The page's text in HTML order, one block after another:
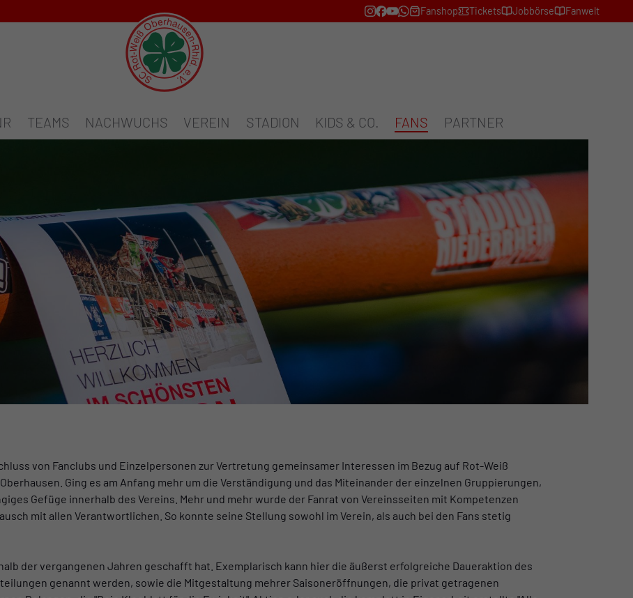
Fanshop Tickets Jobbörse Fanwelt
TEAMS NACHWUCHS VEREIN STADION KIDS & CO. FANS PARTNER
von Fanclubs und Einzelpersonen zur Vertretung gemeinsamer Interessen im Bezug auf Rot-Weiß
Ging es am Anfang mehr um die Verständigung und das Miteinander der einzelnen Gruppierungen,
Gefüge innerhalb des Vereins. Mehr und mehr wurde der Fanrat von Vereinsseiten mit Kompetenzen
mit allen Verantwortlichen. So konnte seine Stellung sowohl im Verein, als auch bei den Fans stetig
der vergangenen Jahren geschafft hat. Exemplarisch kann hier die äußerst erfolgreiche Daueraktion des
genannt werden, sowie die Mitgestaltung mehrer Saisoneröffnungen, die privat getragenen